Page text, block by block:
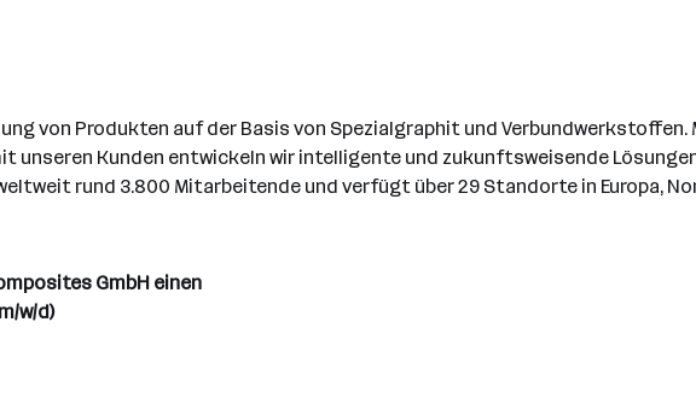
von Produkten auf der Basis von Spezialgraphit und
unseren Kunden entwickeln wir intelligente und zukunftsweisende
rund 3.800 Mitarbeitende und verfügt über 29 Standorte in Europa,
GmbH einen
w/d)